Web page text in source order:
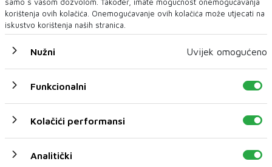
U novom broju pročitajte
Crna kronika
korištenja ovih kolačića. Onemogućavanje ovih kolačića može utjecati na
iskustvo korištenja naših stranica.
Nužni Uvijek omogućeno
Funkcionalni
Kolačići performansi
Analitički